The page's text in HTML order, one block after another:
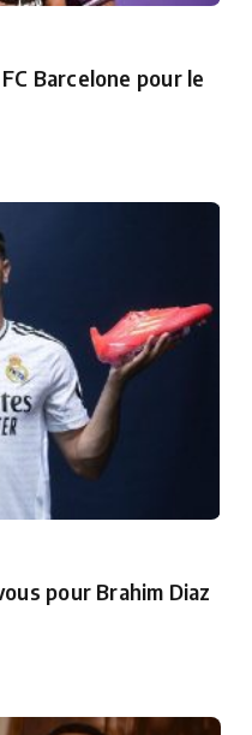
Barcelone pour le
pour Brahim Diaz